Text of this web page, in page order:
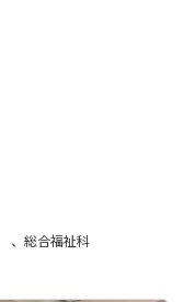
、 総合福祉科